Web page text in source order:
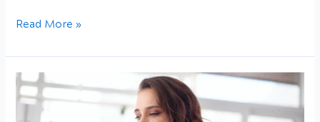
Read More »
Esteira,
elíptico